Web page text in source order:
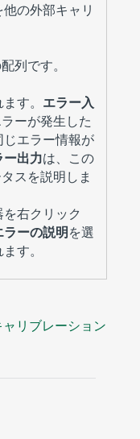
の外部キャリ
列です。
す。 エラー入
ーが発生した
じエラー情報が
ー出力は、この
スを説明しま
右クリック
ラーの説明を選
す。
ャリブレーション